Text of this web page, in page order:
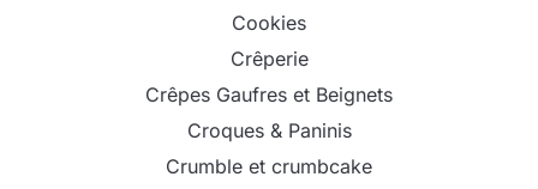
Cookies
Crêperie
Crêpes Gaufres et Beignets
Croques & Paninis
Crumble et crumbcake